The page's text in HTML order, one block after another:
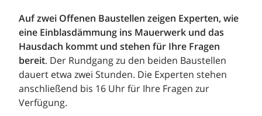
Auf zwei Offenen Baustellen zeigen Experten, wie
eine Einblasdämmung ins Mauerwerk und das
Hausdach kommt und stehen für Ihre Fragen
bereit. Der Rundgang zu den beiden Baustellen
dauert etwa zwei Stunden. Die Experten stehen
anschließend bis 16 Uhr für Ihre Fragen zur
Verfügung.